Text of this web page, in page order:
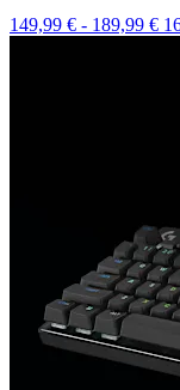
149,99 € - 189,99 €